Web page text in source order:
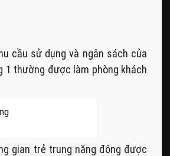
cầu sử dụng và ngân sách của
1 thường được làm phòng khách
gian trẻ trung năng động được